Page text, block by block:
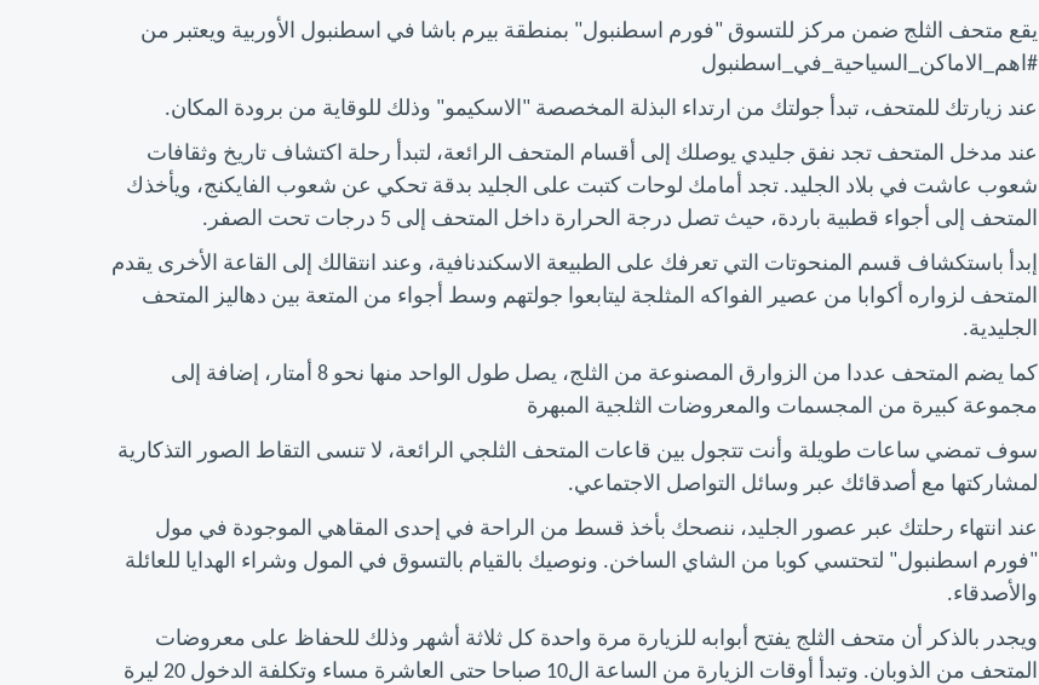
يقع متحف الثلج ضمن مركز للتسوق "فورم اسطنبول" بمنطقة بيرم باشا في اسطنبول الأوربية ويعتبر من
#اهم_الاماكن_السياحية_في_اسطنبول
عند زيارتك للمتحف، تبدأ جولتك من ارتداء البذلة المخصصة "الاسكيمو" وذلك للوقاية من برودة المكان.
عند مدخل المتحف تجد نفق جليدي يوصلك إلى أقسام المتحف الرائعة، لتبدأ رحلة اكتشاف تاريخ وثقافات
شعوب عاشت في بلاد الجليد. تجد أمامك لوحات كتبت على الجليد بدقة تحكي عن شعوب الفايكنج، ويأخذك
المتحف إلى أجواء قطبية باردة، حيث تصل درجة الحرارة داخل المتحف إلى 5 درجات تحت الصفر.
إبدأ باستكشاف قسم المنحوتات التي تعرفك على الطبيعة الاسكندنافية، وعند انتقالك إلى القاعة الأخرى يقدم
المتحف لزواره أكوابا من عصير الفواكه المثلجة ليتابعوا جولتهم وسط أجواء من المتعة بين دهاليز المتحف
الجليدية.
كما يضم المتحف عددا من الزوارق المصنوعة من الثلج، يصل طول الواحد منها نحو 8 أمتار، إضافة إلى
مجموعة كبيرة من المجسمات والمعروضات الثلجية المبهرة
سوف تمضي ساعات طويلة وأنت تتجول بين قاعات المتحف الثلجي الرائعة، لا تنسى التقاط الصور التذكارية
لمشاركتها مع أصدقائك عبر وسائل التواصل الاجتماعي.
عند انتهاء رحلتك عبر عصور الجليد، ننصحك بأخذ قسط من الراحة في إحدى المقاهي الموجودة في مول
"فورم اسطنبول" لتحتسي كوبا من الشاي الساخن. ونوصيك بالقيام بالتسوق في المول وشراء الهدايا للعائلة
والأصدقاء.
ويجدر بالذكر أن متحف الثلج يفتح أبوابه للزيارة مرة واحدة كل ثلاثة أشهر وذلك للحفاظ على معروضات
المتحف من الذوبان. وتبدأ أوقات الزيارة من الساعة ال10 صباحا حتى العاشرة مساء وتكلفة الدخول 20 ليرة